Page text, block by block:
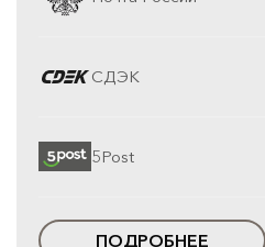
СДЭК
5Post
ПОДРОБНЕЕ